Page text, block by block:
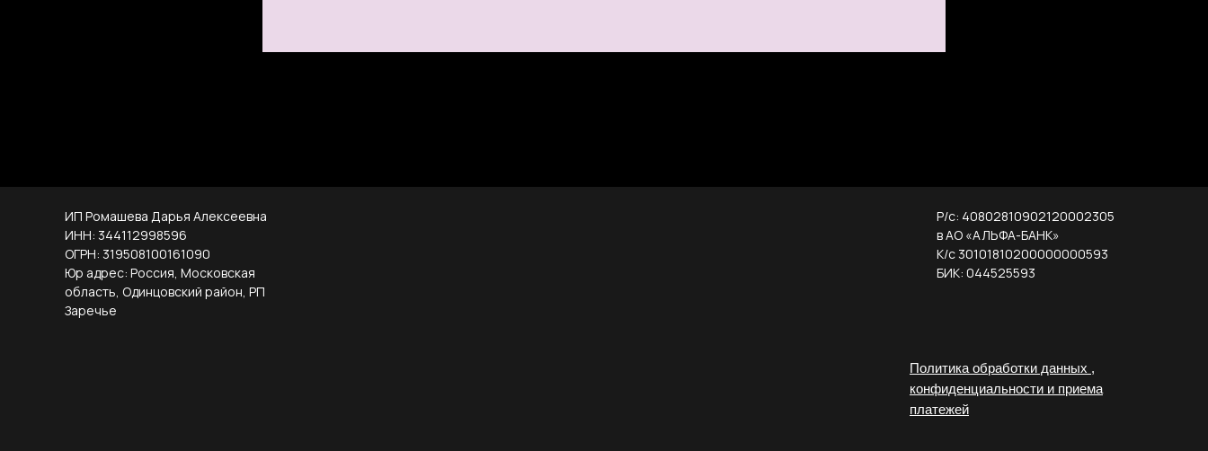
ИП Ромашева Дарья Алексеевна
ИНН: 344112998596
ОГРН: 319508100161090
Юр адрес: Россия, Московская
область, Одинцовский район, РП
Заречье
Р/с: 40802810902120002305
в АО «АЛЬФА-БАНК»
К/с 30101810200000000593
БИК: 044525593
Политика обработки данных ,
конфиденциальности и приема
платежей